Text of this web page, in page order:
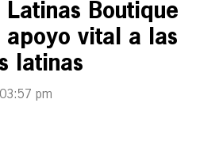
Boutique
apoyo vital a las
latinas
pm